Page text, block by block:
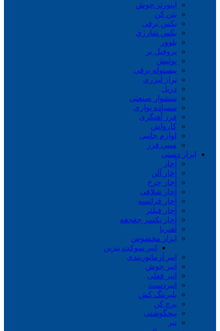
اینورتر جوش
بتن کن
بکس برقی
بکس شارژی
بلوور
پروفیل بر
پولیش
پیستوله برقی
تراز لیزری
دریل
سشوار صنعتی
سمباده نواری
فرز آهنگری
کارواش
لوازم جانبی
مینی فرز
ابزار دستی
آچار
آچار آلن
آچار چرخ
آچار شلاقی
آچار فرانسه
آچار فیلتر
آچار یکسر جغجغه
آهنربا
ابزار مخصوص
انبر سوکت بنزین
انبر آرماتوربندی
انبر جوش
انبر قفلی
انبردست
بلبرینگ کش
پرچ کن
پیچگوشتی
تبر